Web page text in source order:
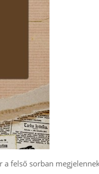
a felső sorban